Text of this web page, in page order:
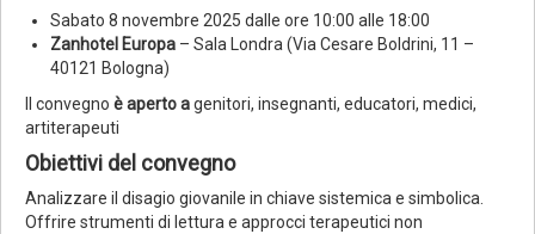
Sabato 8 novembre 2025 dalle ore 10:00 alle 18:00
Zanhotel Europa – Sala Londra (Via Cesare Boldrini, 11 –
40121 Bologna)
Il convegno è aperto agenitori, insegnanti, educatori, medici,
artiterapeuti
Obiettivi del convegno
Analizzare il disagio giovanile in chiave sistemica e simbolica.
Offrire strumenti di lettura e approcci terapeutici non